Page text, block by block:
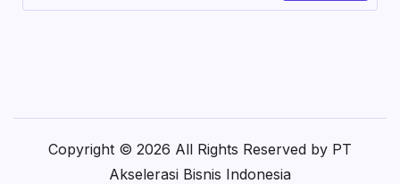
Copyright © 2026 All Rights Reserved by PT
Akselerasi Bisnis Indonesia